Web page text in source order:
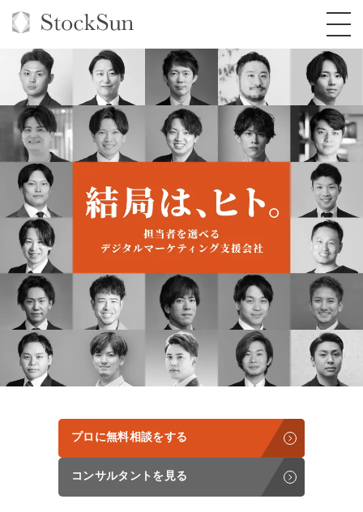
オーダーメイド支援
TOP
コンサルタント一覧
品質ガイドライン
社内コンペ
クレーム窓口
BPO支援
定額制Webマーケティング代行『マキトルく
ん』
定額制営業代行『カリトルくん』
定額制採用代行・RPO『トルトルくん』
営業改善特化の動画制作『動画でカリトルく
ん』
オリジナルサービス
格安でAI導入支援『あいのりAI』
拡散付1日密着動画制作『まるごと社長』
1本無料で記事を制作『SEOトライアル』
定額制LP制作・改善『最強LP』
実績
お役立ち資料
料金表
オンラインサロン
StockSun道場
道場TOP
動画編集
エンジニア
YouTubeディレクター
年収エージェント
ミッション・ビジョン・バリュー
代表メッセージ（岩野圭佑）
プロに無料相談をする
コンサルタントを見る